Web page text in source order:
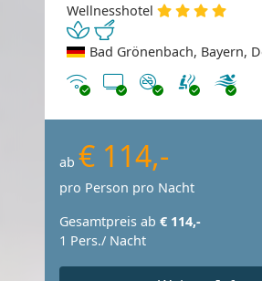
Wellnesshotel
Bad Grönenbach, Bayern,
Internet
TV Nichtraucher
ab € 114,-
pro Person pro Nacht
Gesamtpreis ab € 114,-
1 Pers./ Nacht